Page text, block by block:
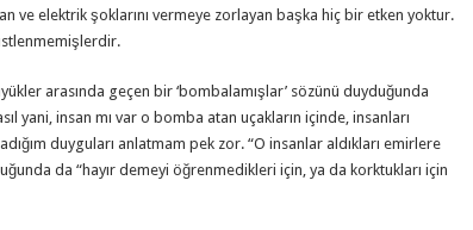
ve elektrik şoklarını vermeye zorlayan başka hiç bir etken yoktur.
arasında geçen bir ‘bombalamışlar’ sözünü duyduğunda
yani, insan mı var o bomba atan uçakların içinde, insanları
duyguları anlatmam pek zor. “O insanlar aldıkları emirlere
da “hayır demeyi öğrenmedikleri için, ya da korktukları için